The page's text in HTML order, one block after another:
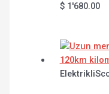
$1'680.00